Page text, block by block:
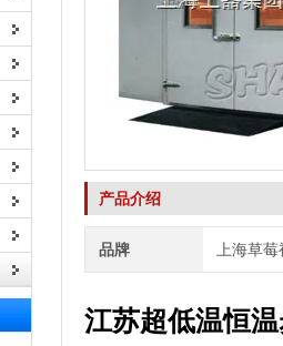
产品介绍
品牌 上海草
江苏超低温恒